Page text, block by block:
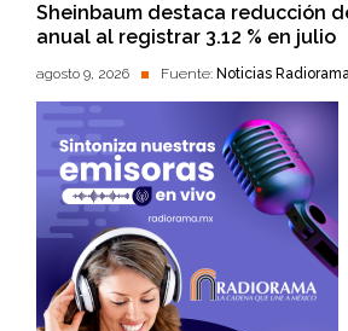
Sheinbaum destaca reducción
anual al registrar 3.12 % en julio
agosto 9, 2026 Fuente: Noticias